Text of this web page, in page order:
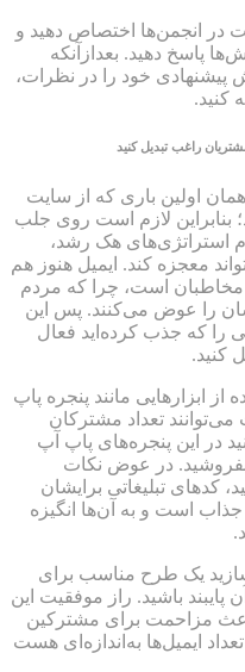
در انجمن‌ها اختصاص دهید و
پاسخ دهید. بعدازآنکه
پیشنهادی خود را در نظرات،
کنید.
راغب تبدیل کنید
همان اولین باری که از سایت
بنابراین لازم است روی جلب
استراتژی‌های هک رشد،
معجزه کند. ایمیل هنوز هم
مخاطبان است، چرا که مردم
را عوض می‌کنند. پس این
را که جذب کرده‌اید فعال
کنید.
از ابزارهایی مانند پنجره پاپ
تعداد مشترکان
در این پنجره‌های پاپ آپ
بفروشید. در عوض نکات
کدهای تبلیغاتی برایشان
است و به آن‌ها انگیزه
یک طرح مناسب برای
باشید. راز موفقیت این
مزاحمت برای مشترکین
ایمیل‌ها به‌اندازه‌ای هست